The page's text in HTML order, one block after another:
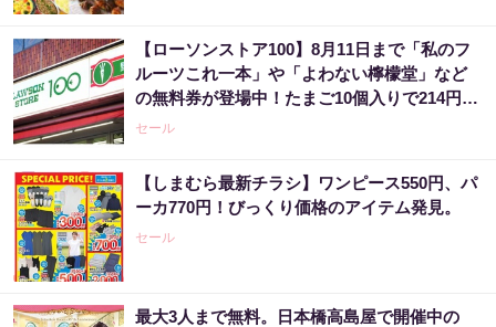
PR（合同会社デジタルファーム ）
【ローソンストア100】8月11日まで「私のフ
ルーツこれ一本」や「よわない檸檬堂」など
の無料券が登場中！たまご10個入りで214円な
どのお得企画も見逃せない。
セール
【しまむら最新チラシ】ワンピース550円、パ
ーカ770円！びっくり価格のアイテム発見。
セール
最大3人まで無料。日本橋高島屋で開催中の